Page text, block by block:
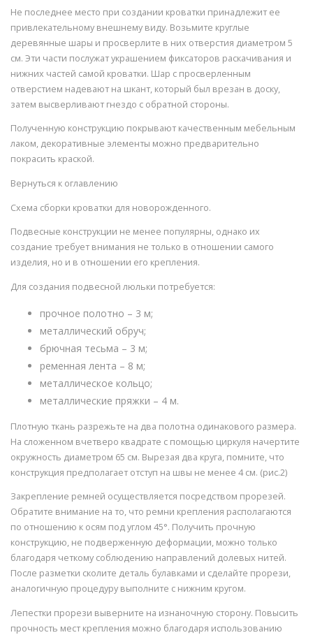
Не последнее место при создании кроватки принадлежит ее
привлекательному внешнему виду. Возьмите круглые
деревянные шары и просверлите в них отверстия диаметром 5
см. Эти части послужат украшением фиксаторов раскачивания и
нижних частей самой кроватки. Шар с просверленным
отверстием надевают на шкант, который был врезан в доску,
затем высверливают гнездо с обратной стороны.
Полученную конструкцию покрывают качественным мебельным
лаком, декоративные элементы можно предварительно
покрасить краской.
Вернуться к оглавлению
Схема сборки кроватки для новорожденного.
Подвесные конструкции не менее популярны, однако их
создание требует внимания не только в отношении самого
изделия, но и в отношении его крепления.
Для создания подвесной люльки потребуется:
прочное полотно – 3 м;
металлический обруч;
брючная тесьма – 3 м;
ременная лента – 8 м;
металлическое кольцо;
металлические пряжки – 4 м.
Плотную ткань разрежьте на два полотна одинакового размера.
На сложенном вчетверо квадрате с помощью циркуля начертите
окружность диаметром 65 см. Вырезая два круга, помните, что
конструкция предполагает отступ на швы не менее 4 см. (рис.2)
Закрепление ремней осуществляется посредством прорезей.
Обратите внимание на то, что ремни крепления располагаются
по отношению к осям под углом 45°. Получить прочную
конструкцию, не подверженную деформации, можно только
благодаря четкому соблюдению направлений долевых нитей.
После разметки сколите деталь булавками и сделайте прорези,
аналогичную процедуру выполните с нижним кругом.
Лепестки прорези выверните на изнаночную сторону. Повысить
прочность мест крепления можно благодаря использованию